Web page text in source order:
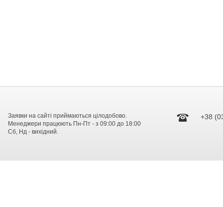
Заявки на сайті приймаються цілодобово.
Менеджери працюють Пн-Пт - з 09:00 до 18:00
Сб, Нд - вихідний.
+38